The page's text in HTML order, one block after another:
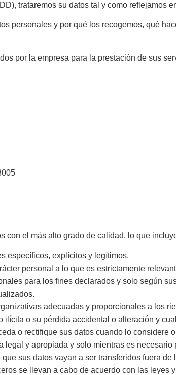
trataremos su datos tal y como reflejamos
personales y por qué los recogemos, qué
por la empresa para la prestación de sus
con el más alto grado de calidad, lo que
específicos, explícitos y legítimos.
personal a lo que es estrictamente
para los fines declarados y solo según
adecuadas y proporcionales a los
o su pérdida accidental o alteración y
o rectifique sus datos cuando lo considere
legal y apropiada y solo mientras es
sus datos vayan a ser transferidos fuera
se llevan a cabo de acuerdo con las